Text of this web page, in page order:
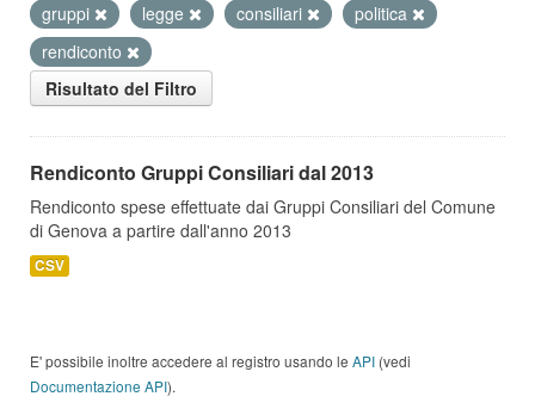
gruppi
legge consiliari
politica
rendiconto
Risultato del Filtro
Rendiconto Gruppi Consiliari dal 2013
Rendiconto spese effettuate dai Gruppi Consiliari del Comune
di Genova a partire dall'anno 2013
CSV
E' possibile inoltre accedere al registro usando le API (vedi
Documentazione API).